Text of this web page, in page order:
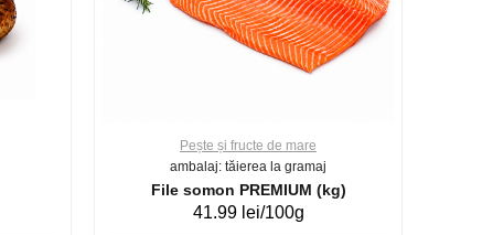
Pește și fructe de mare
ambalaj: tăierea la gramaj
File somon PREMIUM (kg)
41.99 lei/100g